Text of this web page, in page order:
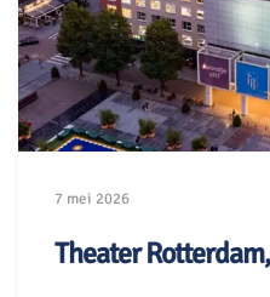
7 mei 2026
Theater